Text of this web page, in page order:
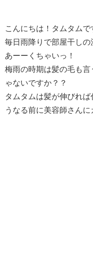
こんにちは！タムタムで
毎日雨降りで部屋干しの
あーーくちゃいっ！
梅雨の時期は髪の毛も
ゃないですか？？
タムタムは髪が伸びれ
うなる前に美容師さん